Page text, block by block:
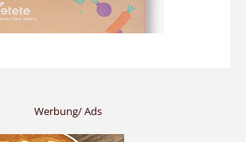
Werbung/ Ads